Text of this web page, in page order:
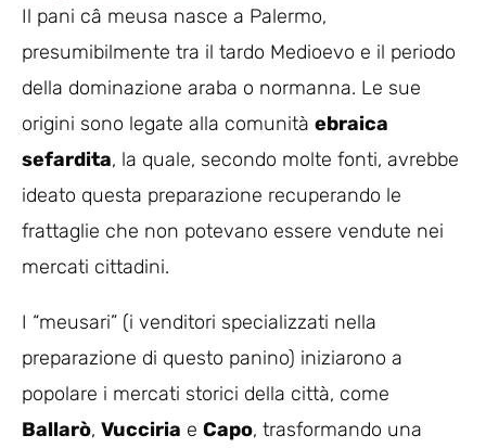
Il pani câ meusa nasce a Palermo,
presumibilmente tra il tardo Medioevo e il periodo
della dominazione araba o normanna. Le sue
origini sono legate alla comunità ebraica
sefardita, la quale, secondo molte fonti, avrebbe
ideato questa preparazione recuperando le
frattaglie che non potevano essere vendute nei
mercati cittadini.
I “meusari” (i venditori specializzati nella
preparazione di questo panino) iniziarono a
popolare i mercati storici della città, come
Ballarò, Vucciria e Capo, trasformando una